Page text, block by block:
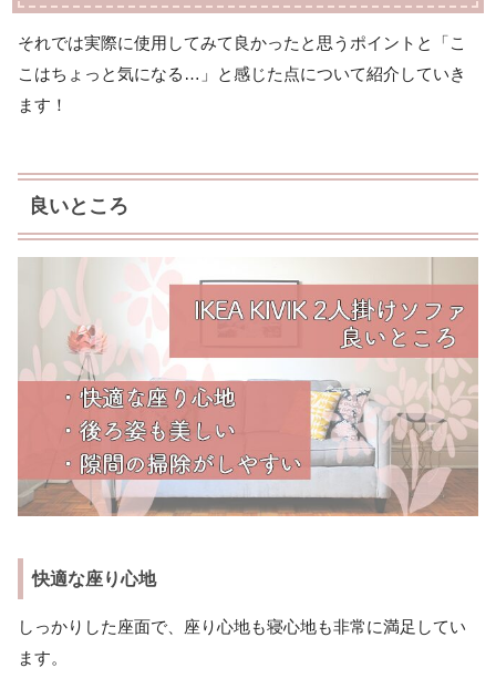
それでは実際に使用してみて良かったと思うポイントと「こ
こはちょっと気になる…」と感じた点について紹介していき
ます！
良いところ
快適な座り心地
しっかりした座面で、座り心地も寝心地も非常に満足してい
ます。